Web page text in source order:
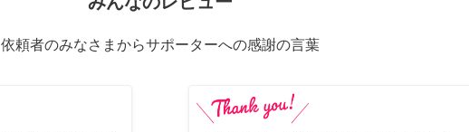
依頼者のみなさまからサポーターへの感謝の言葉